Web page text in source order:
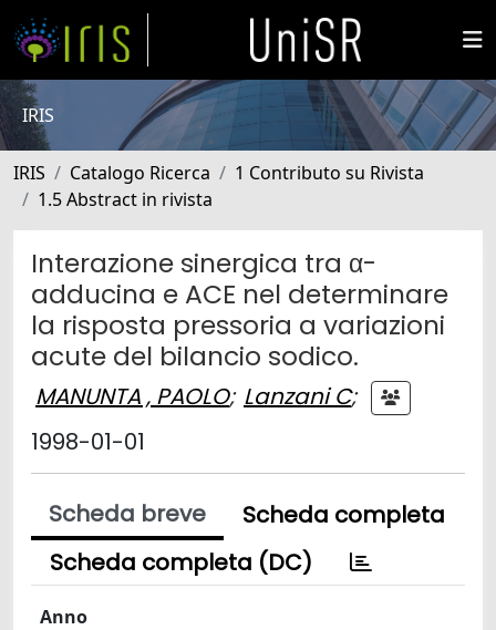
IRIS
IRIS Catalogo Ricerca
1 Contributo su Rivista
1.5 Abstract in rivista
Interazione sinergica tra α-
adducina e ACE nel determinare
la risposta pressoria a variazioni
acute del bilancio sodico.
MANUNTA , PAOLO; Lanzani C;
1998-01-01
Scheda breve
Scheda completa
Scheda completa (DC)
Anno